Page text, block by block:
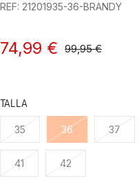
REF: 21201935-36-BRANDY
74,99 € 99,95 €
TALLA
35 36 37
41 42